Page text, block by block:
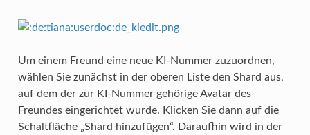
Um einem Freund eine neue KI-Nummer zuzuordnen,
wählen Sie zunächst in der oberen Liste den Shard aus,
auf dem der zur KI-Nummer gehörige Avatar des
Freundes eingerichtet wurde. Klicken Sie dann auf die
Schaltfläche „Shard hinzufügen“. Daraufhin wird in der